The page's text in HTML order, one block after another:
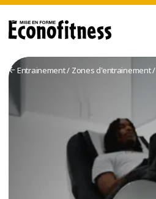
Entrainement/ Zones d'entrainement/